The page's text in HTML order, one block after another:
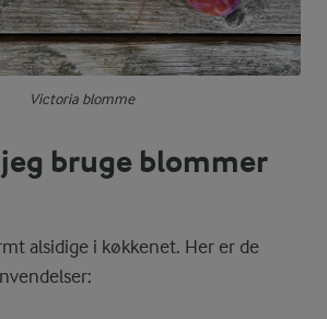
Victoria blomme
bruge blommer
alsidige i køkkenet. Her er de